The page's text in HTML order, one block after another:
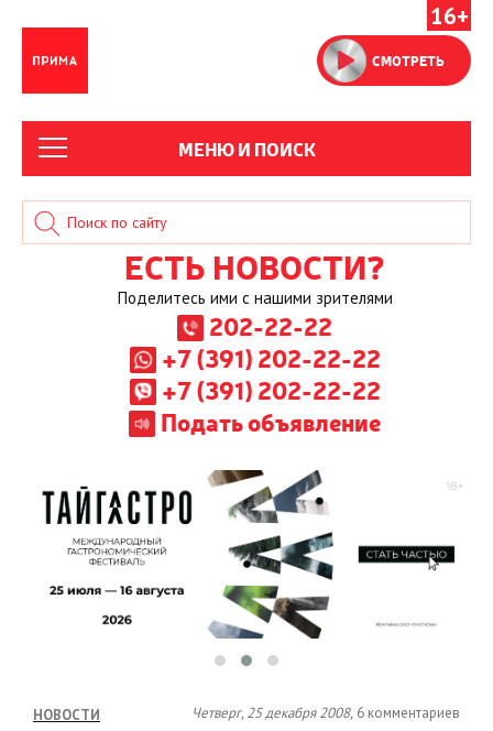
16+
СМОТРЕТЬ
МЕНЮ И ПОИСК
ЕСТЬ НОВОСТИ?
Поделитесь ими с нашими зрителями
202-22-22
+7 (391) 202-22-22
+7 (391) 202-22-22
Подать объявление
НОВОСТИ Четверг, 25 декабря 2008, 6 комментариев